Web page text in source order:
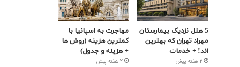
5 هتل نزدیک بیمارستان
مهراد تهران که بهترین‌
اند! + خدمات
2 هفته پیش
مهاجرت به اسپانیا با
کمترین هزینه (روش ها
+ هزینه و جدول)
2 هفته پیش